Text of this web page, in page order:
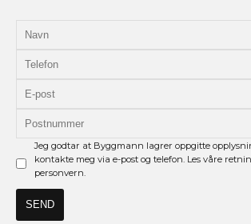
Jeg godtar at Byggmann lagrer oppgitte
kontakte meg via e-post og telefon. Les våre
personvern.